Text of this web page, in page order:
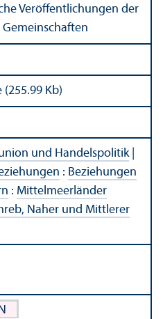
Veröffentlichungen der
(255.99 Kb)
und Handelspolitik|
: Beziehungen
: Mittelmeerländer
Naher und Mittlerer